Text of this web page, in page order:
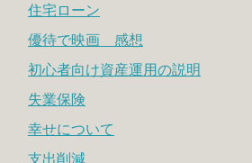
住宅ローン
優待で映画 感想
初心者向け資産運用の説明
失業保険
幸せについて
支出削減